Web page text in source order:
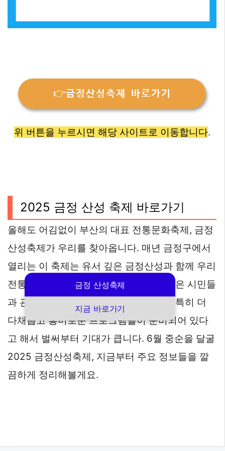
금정 산성축제
지금 바로가기
👉금정산성축제 바로가기
위 버튼을 누르시면 해당 사이트로 이동합니다.
2025 금정 산성 축제 바로가기
올해도 어김없이 부산의 대표 전통문화축제, 금정
산성축제가 우리를 찾아옵니다. 매년 금정구에서
열리는 이 축제는 유서 깊은 금정산성과 함께 우리
전통문화를 흠뻑 즐길 수 있는 기회로 많은 시민들
과 관광객들이 찾는 행사인데요. 올해는 특히 더
다채롭고 흥미로운 프로그램들이 준비되어 있다
고 해서 벌써부터 기대가 큽니다. 6월 중순을 달굴
2025 금정산성축제, 지금부터 주요 정보들을 깔
끔하게 정리해볼게요.